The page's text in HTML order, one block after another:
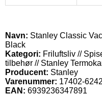
Navn: Stanley Classic
Black
Kategori: Friluftsliv //
tilbehør // Stanley
Producent: Stanley
Varenummer: 17402-6242
EAN: 6939236347891